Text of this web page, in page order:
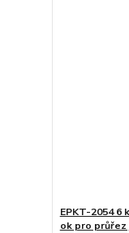
EPKT-2054 6
ok pro průřez